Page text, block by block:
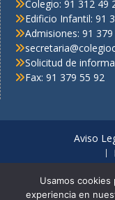
Colegio: 91 312 49
Edificio Infantil: 91
Admisiones: 91
Solicitud de
Fax: 91 379 55 92
Aviso
Usamos cookies
experiencia en